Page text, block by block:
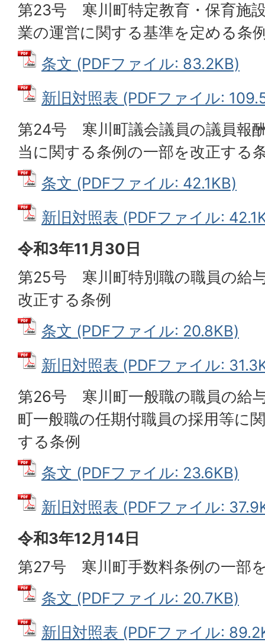
第23号 寒川町特定教育・保育施
業の運営に関する基準を定める条
条文 (PDFファイル: 83.2KB)
新旧対照表 (PDFファイル:
第24号 寒川町議会議員の議員報
当に関する条例の一部を改正する
条文 (PDFファイル: 42.1KB)
新旧対照表 (PDFファイル:
令和3年11月30日
第25号 寒川町特別職の職員の給
改正する条例
条文 (PDFファイル: 20.8KB)
新旧対照表 (PDFファイル:
第26号 寒川町一般職の職員の給
町一般職の任期付職員の採用等に
する条例
条文 (PDFファイル: 23.6KB)
新旧対照表 (PDFファイル:
令和3年12月14日
第27号 寒川町手数料条例の一部
条文 (PDFファイル: 20.7KB)
新旧対照表 (PDFファイル: